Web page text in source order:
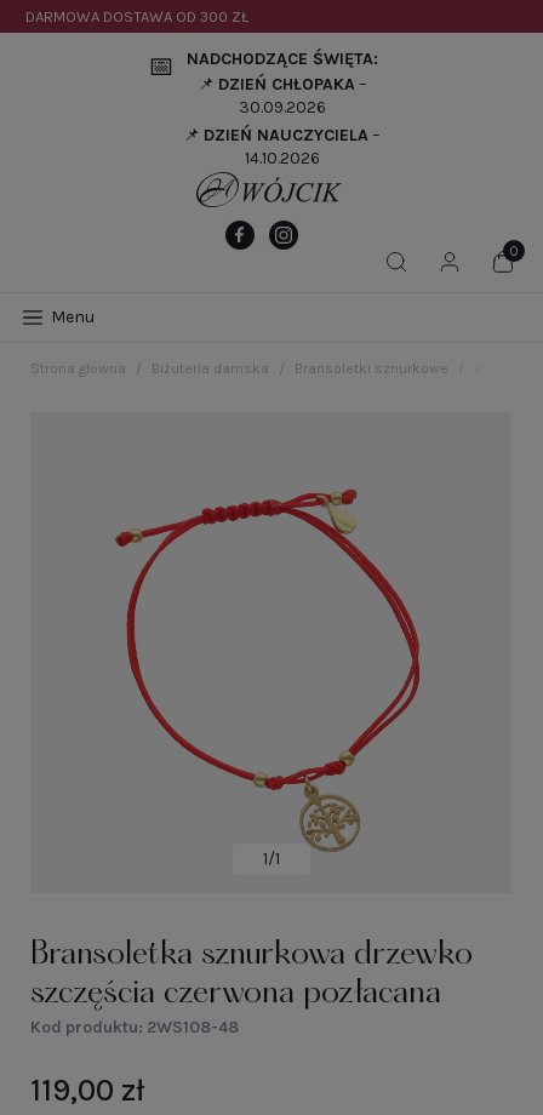
DARMOWA DOSTAWA OD 300 ZŁ
📅
NADCHODZĄCE ŚWIĘTA:
📌 DZIEŃ CHŁOPAKA–
30.09.2026
📌 DZIEŃ NAUCZYCIELA–
14.10.2026
Menu
Strona główna Biżuteria damska Bransoletki sznurkowe
1/1
Bransoletka sznurkowa drzewko
szczęścia czerwona pozłacana
Kod produktu: 2WS108-48
119,00 zł